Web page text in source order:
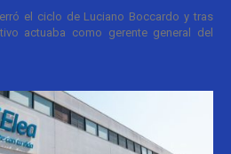
el ciclo de Luciano Boccardo y tras
actuaba como gerente general del